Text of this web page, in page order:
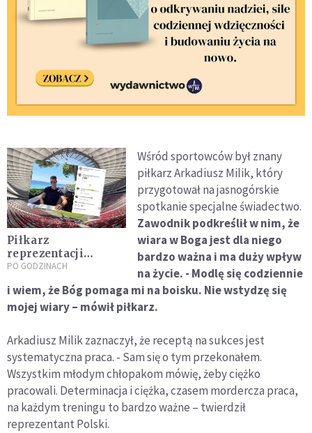
Piłkarz
reprezentacji
Polski: jestem
dużo zawdzięczam
Bogu
PO GODZINACH
Wśród sportowców był znany
piłkarz Arkadiusz Milik, który
przygotował na jasnogórskie
spotkanie specjalne świadectwo.
Zawodnik podkreślił w nim, że
wiara w Boga jest dla niego
bardzo ważna i ma duży wpływ
na życie. - Modlę się codziennie
i wiem, że Bóg pomaga mi na boisku. Nie wstydzę się
mojej wiary – mówił piłkarz.
Arkadiusz Milik zaznaczył, że receptą na sukces jest
systematyczna praca. - Sam się o tym przekonałem.
Wszystkim młodym chłopakom mówię, żeby ciężko
pracowali. Determinacja i ciężka, czasem mordercza praca,
na każdym treningu to bardzo ważne – twierdził
reprezentant Polski.